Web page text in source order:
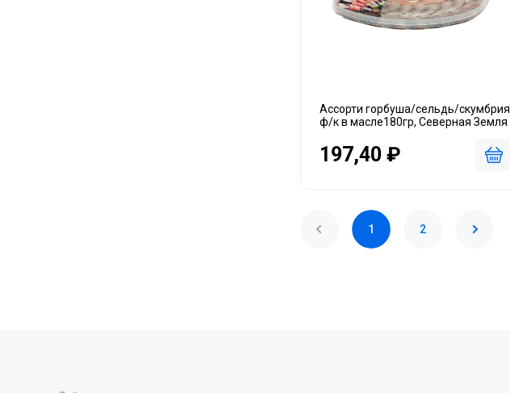
Ассорти горбуша/сельдь/скумбрия
ф/к в масле180гр, Северная Земля
197,40 ₽
1 2